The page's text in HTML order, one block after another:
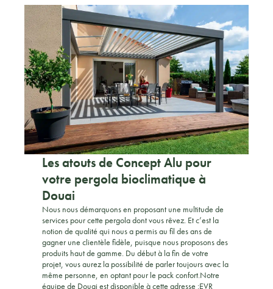
Les atouts de Concept Alu pour
votre pergola bioclimatique à
Douai
Nous nous démarquons en proposant une multitude de
services pour cette pergola dont vous rêvez. Et c’est la
notion de qualité qui nous a permis au fil des ans de
gagner une clientèle fidèle, puisque nous proposons des
produits haut de gamme. Du début à la fin de votre
projet, vous aurez la possibilité de parler toujours avec la
même personne, en optant pour le pack confort.Notre
équipe de Douai est disponible à cette adresse :EVR